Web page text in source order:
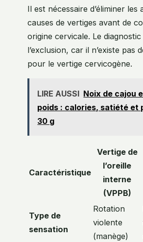
Il est nécessaire d’éliminer les
causes de vertiges avant de
origine cervicale. Le
l’exclusion, car il n’existe pas
pour le vertige cervicogène.
LIRE AUSSI Noix de cajou
poids : calories, satiété et
30 g
Caractéristique
Vertige de
l’oreille
interne
(VPPB)
Type de
sensation
Rotation
violente
(manège)